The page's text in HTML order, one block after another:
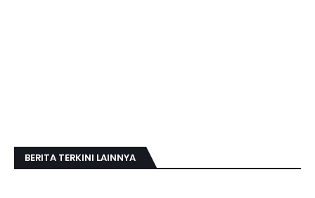
BERITA TERKINI LAINNYA